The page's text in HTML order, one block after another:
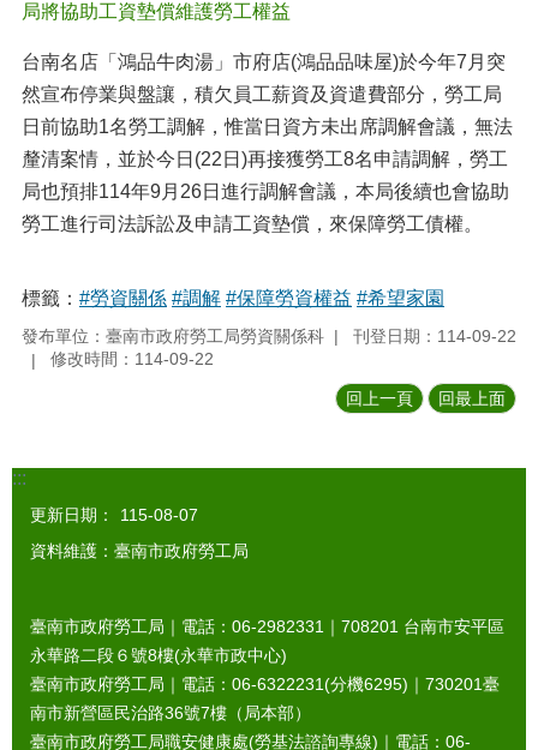
局將協助工資墊償維護勞工權益
台南名店「鴻品牛肉湯」市府店(鴻品品味屋)於今年7月突
然宣布停業與盤讓，積欠員工薪資及資遣費部分，勞工局
日前協助1名勞工調解，惟當日資方未出席調解會議，無法
釐清案情，並於今日(22日)再接獲勞工8名申請調解，勞工
局也預排114年9月26日進行調解會議，本局後續也會協助
勞工進行司法訴訟及申請工資墊償，來保障勞工債權。
標籤： #勞資關係 #調解 #保障勞資權益 #希望家園
發布單位：臺南市政府勞工局勞資關係科
刊登日期：114-09-22
修改時間：114-09-22
回上一頁 回最上面
:::
更新日期：
115-08-07
資料維護：臺南市政府勞工局
臺南市政府勞工局｜電話：06-2982331｜ 708201 台南市安平區
永華路二段６號8樓(永華市政中心)
臺南市政府勞工局｜電話：06-6322231(分機6295)｜ 730201臺
南市新營區民治路36號7樓（局本部）
臺南市政府勞工局職安健康處(勞基法諮詢專線)｜電話：06-